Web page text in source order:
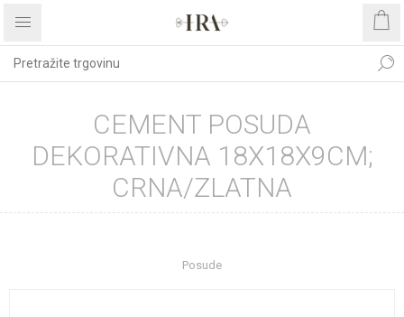
CEMENT POSUDA
DEKORATIVNA 18X18X9CM;
CRNA/ZLATNA
Posude